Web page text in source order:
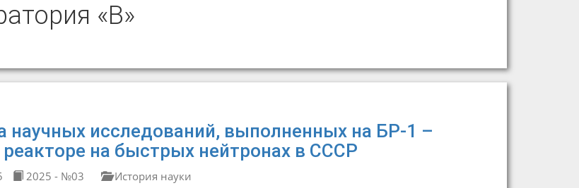
«В»
научных исследований, выполненных на БР-1 –
на быстрых нейтронах в СССР
2025 - №03
История науки